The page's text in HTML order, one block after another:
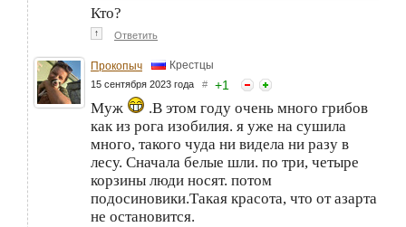
Кто?
↑ Ответить
Прокопыч Крестцы
15 сентября 2023 года # +1
Муж
.В этом году очень много грибов
как из рога изобилия. я уже на сушила
много, такого чуда ни видела ни разу в
лесу. Сначала белые шли. по три, четыре
корзины люди носят. потом
подосиновики.Такая красота, что от азарта
не остановится.